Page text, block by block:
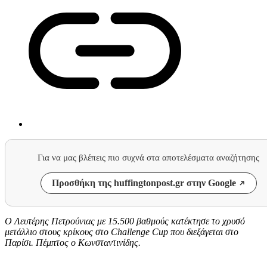
Για να μας βλέπεις πιο συχνά στα αποτελέσματα αναζήτησης
Προσθήκη της huffingtonpost.gr στην Google
Ο Λευτέρης Πετρούνιας με 15.500 βαθμούς κατέκτησε το χρυσό
μετάλλιο στους κρίκους στο Challenge Cup που διεξάγεται στο
Παρίσι. Πέμπτος ο Κωνσταντινίδης.